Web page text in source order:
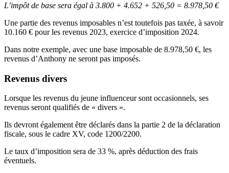
L’impôt de base sera égal à 3.800 + 4.652 + 526,50 = 8.978,50 €
Une partie des revenus imposables n’est toutefois pas taxée, à savoir
10.160 € pour les revenus 2023, exercice d’imposition 2024.
Dans notre exemple, avec une base imposable de 8.978,50 €, les
revenus d’Anthony ne seront pas imposés.
Revenus divers
Lorsque les revenus du jeune influenceur sont occasionnels, ses
revenus seront qualifiés de « divers ».
Ils devront également être déclarés dans la partie 2 de la déclaration
fiscale, sous le cadre XV, code 1200/2200.
Le taux d’imposition sera de 33 %, après déduction des frais
éventuels.